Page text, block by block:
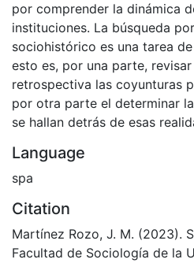
por comprender la dinámica
instituciones. La búsqueda
sociohistórico es una tarea
esto es, por una parte,
retrospectiva las coyunturas
por otra parte el determinar
se hallan detrás de esas
Language
spa
Citation
Martínez Rozo, J. M. (2023).
Facultad de Sociología de la